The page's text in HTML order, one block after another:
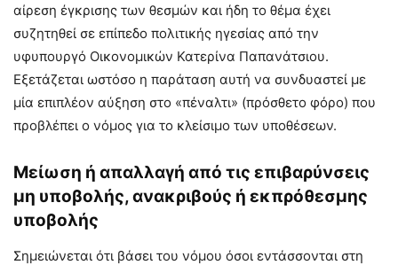
αίρεση έγκρισης των θεσμών και ήδη το θέμα έχει
συζητηθεί σε επίπεδο πολιτικής ηγεσίας από την
υφυπουργό Οικονομικών Κατερίνα Παπανάτσιου.
Εξετάζεται ωστόσο η παράταση αυτή να συνδυαστεί με
μία επιπλέον αύξηση στο «πέναλτι» (πρόσθετο φόρο) που
προβλέπει ο νόμος για το κλείσιμο των υποθέσεων.
Μείωση ή απαλλαγή από τις επιβαρύνσεις
μη υποβολής, ανακριβούς ή εκπρόθεσμης
υποβολής
Σημειώνεται ότι βάσει του νόμου όσοι εντάσσονται στη